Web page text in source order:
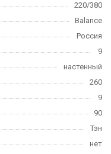
220/380
Balance
Россия
9
настенный
260
9
90
Тэн
нет